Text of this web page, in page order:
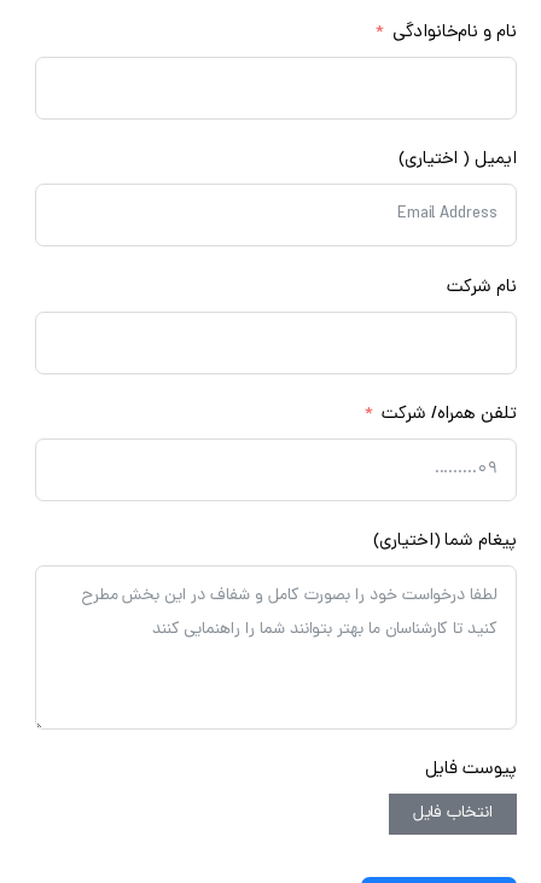
مشاوره رایگانو نام‌خانوادگی
( اختیاری)
شرکت
همراه/ شرکت
شما (اختیاری)
فایل
انتخاب فایل